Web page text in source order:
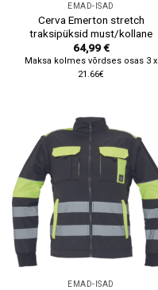
EMAD-ISAD
Cerva Emerton stretch
traksipüksid must/kollane
64,99€
Maksa kolmes võrdses osas 3 x
21.66€
EMAD-ISAD